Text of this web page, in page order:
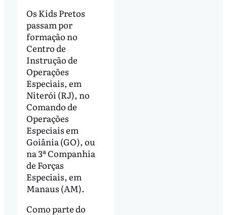
Os Kids Pretos
passam por
formação no
Centro de
Instrução de
Operações
Especiais, em
Niterói (RJ), no
Comando de
Operações
Especiais em
Goiânia (GO), ou
na 3ª Companhia
de Forças
Especiais, em
Manaus (AM).
Como parte do